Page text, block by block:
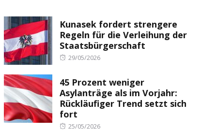
Kunasek fordert strengere
Regeln für die Verleihung der
Staatsbürgerschaft
Posted
29/05/2026
45 Prozent weniger
Asylanträge als im Vorjahr:
Rückläufiger Trend setzt sich
fort
Posted
25/05/2026